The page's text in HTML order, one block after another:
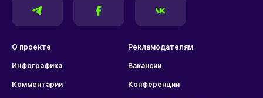
О проекте Рекламодателям
Инфографика Вакансии
Комментарии Конференции